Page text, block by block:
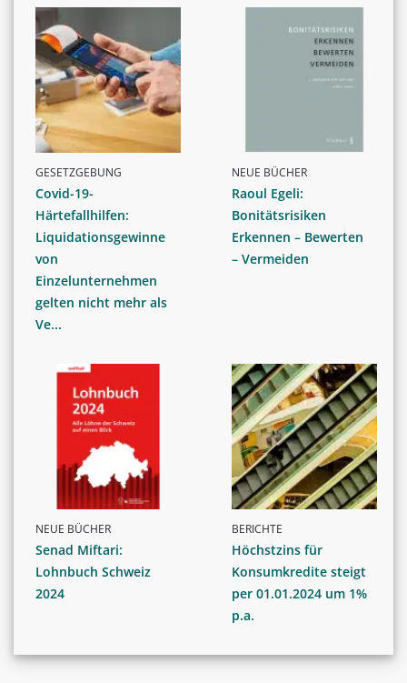
GESETZGEBUNG
Covid-19-
Härtefallhilfen:
Liquidationsgewinne
von
Einzelunternehmen
gelten nicht mehr als
Ve...
NEUE BÜCHER
Raoul Egeli:
Bonitätsrisiken
Erkennen – Bewerten
– Vermeiden
NEUE BÜCHER
Senad Miftari:
Lohnbuch Schweiz
2024
BERICHTE
Höchstzins für
Konsumkredite steigt
per 01.01.2024 um 1%
p.a.